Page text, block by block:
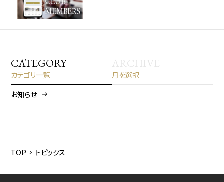
CATEGORY
カテゴリ一覧
お知らせ
ARCHIVE
月を選択
2026/5
TOP トピックス